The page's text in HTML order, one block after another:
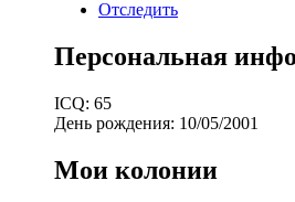
Отследить
Персональная
ICQ: 65
День рождения: 10/05/2001
Мои колонии